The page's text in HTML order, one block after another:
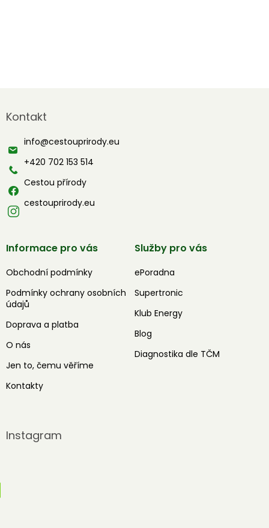
p
t
Kontakt
info@cestouprirody.eu
+420 702 153 514
Cestou přírody
cestouprirody.eu
Informace pro vás
Obchodní podmínky
Podmínky ochrany osobních
údajů
Doprava a platba
O nás
Jen to, čemu věříme
Kontakty
Služby pro vás
ePoradna
Supertronic
Klub Energy
Blog
Diagnostika dle TČM
Instagram